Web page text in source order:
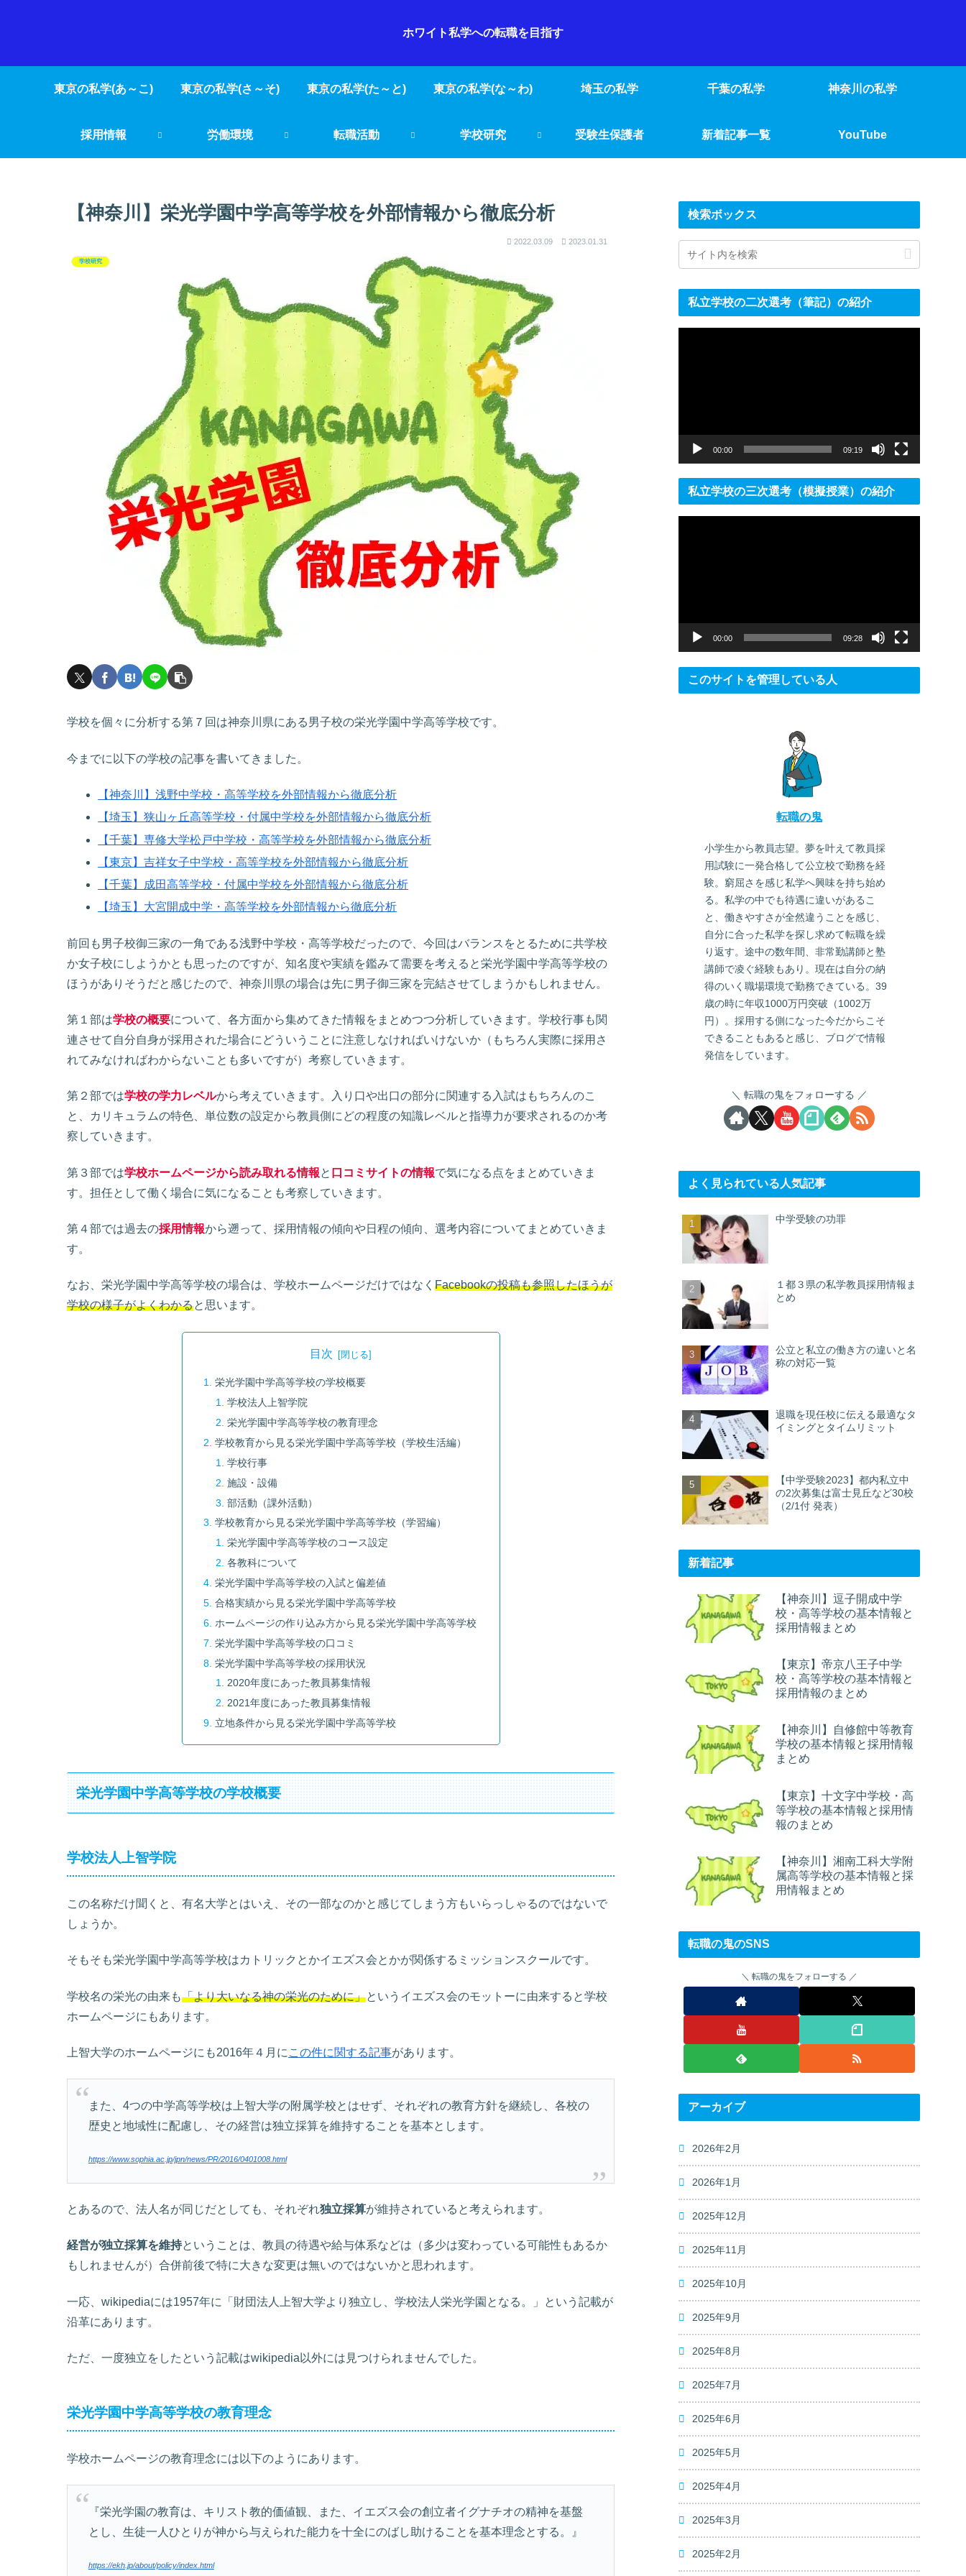
ホワイト私学への転職を目指す
東京の私学(あ～こ) 東京の私学(さ～そ) 東京の私学(た～と) 東京の私学(な～わ) 埼玉の私学 千葉の私学 神奈川の私学
採用情報 労働環境 転職活動 学校研究 受験生保護者 新着記事一覧 YouTube
【神奈川】栄光学園中学高等学校を外部情報から徹底分析
2022.03.09 2023.01.31
学校研究
学校を個々に分析する第７回は神奈川県にある男子校の栄光学園中学高等学校です。
今までに以下の学校の記事を書いてきました。
【神奈川】浅野中学校・高等学校を外部情報から徹底分析
【埼玉】狭山ヶ丘高等学校・付属中学校を外部情報から徹底分析
【千葉】専修大学松戸中学校・高等学校を外部情報から徹底分析
【東京】吉祥女子中学校・高等学校を外部情報から徹底分析
【千葉】成田高等学校・付属中学校を外部情報から徹底分析
【埼玉】大宮開成中学・高等学校を外部情報から徹底分析
前回も男子校御三家の一角である浅野中学校・高等学校だったので、今回はバランスをとるために共学校
か女子校にしようかとも思ったのですが、知名度や実績を鑑みて需要を考えると栄光学園中学高等学校の
ほうがありそうだと感じたので、神奈川県の場合は先に男子御三家を完結させてしまうかもしれません。
第１部は学校の概要について、各方面から集めてきた情報をまとめつつ分析していきます。学校行事も関
連させて自分自身が採用された場合にどういうことに注意しなければいけないか（もちろん実際に採用さ
れてみなければわからないことも多いですが）考察していきます。
第２部では学校の学力レベルから考えていきます。入り口や出口の部分に関連する入試はもちろんのこ
と、カリキュラムの特色、単位数の設定から教員側にどの程度の知識レベルと指導力が要求されるのか考
察していきます。
第３部では学校ホームページから読み取れる情報と 口コミサイトの情報で気になる点をまとめていきま
す。担任として働く場合に気になることも考察していきます。
第４部では過去の採用情報から遡って、採用情報の傾向や日程の傾向、選考内容についてまとめていきま
す。
なお、栄光学園中学高等学校の場合は、学校ホームページだけではなく Facebookの投稿も参照したほうが
学校の様子がよくわかると思います。
目次
栄光学園中学高等学校の学校概要
学校法人上智学院
栄光学園中学高等学校の教育理念
学校教育から見る栄光学園中学高等学校（学校生活編）
学校行事
施設・設備
部活動（課外活動）
学校教育から見る栄光学園中学高等学校（学習編）
栄光学園中学高等学校のコース設定
各教科について
栄光学園中学高等学校の入試と偏差値
合格実績から見る栄光学園中学高等学校
ホームページの作り込み方から見る栄光学園中学高等学校
栄光学園中学高等学校の口コミ
栄光学園中学高等学校の採用状況
2020年度にあった教員募集情報
2021年度にあった教員募集情報
立地条件から見る栄光学園中学高等学校
栄光学園中学高等学校の学校概要
学校法人上智学院
この名称だけ聞くと、有名大学とはいえ、その一部なのかと感じてしまう方もいらっしゃるのではないで
しょうか。
そもそも栄光学園中学高等学校はカトリックとかイエズス会とかが関係するミッションスクールです。
学校名の栄光の由来も「より大いなる神の栄光のために」というイエズス会のモットーに由来すると学校
ホームページにもあります。
上智大学のホームページにも2016年４月に この件に関する記事があります。
また、4つの中学高等学校は上智大学の附属学校とはせず、それぞれの教育方針を継続し、各校の
歴史と地域性に配慮し、その経営は独立採算を維持することを基本とします。
https://www.sophia.ac.jp/jpn/news/PR/2016/0401008.html
とあるので、法人名が同じだとしても、それぞれ独立採算が維持されていると考えられます。
経営が独立採算を維持ということは、教員の待遇や給与体系などは（多少は変わっている可能性もあるか
もしれませんが）合併前後で特に大きな変更は無いのではないかと思われます。
一応、wikipediaには1957年に「財団法人上智大学より独立し、学校法人栄光学園となる。」という記載が
沿革にあります。
ただ、一度独立をしたという記載はwikipedia以外には見つけられませんでした。
栄光学園中学高等学校の教育理念
学校ホームページの教育理念には以下のようにあります。
『栄光学園の教育は、キリスト教的価値観、また、イエズス会の創立者イグナチオの精神を基盤
とし、生徒一人ひとりが神から与えられた能力を十全にのばし助けることを基本理念とする。』
https://ekh.jp/about/policy/index.html
検索ボックス
私立学校の二次選考（筆記）の紹介
00:00 09:19
私立学校の三次選考（模擬授業）の紹介
00:00 09:28
このサイトを管理している人
転職の鬼
小学生から教員志望。夢を叶えて教員採
用試験に一発合格して公立校で勤務を経
験。窮屈さを感じ私学へ興味を持ち始め
る。私学の中でも待遇に違いがあるこ
と、働きやすさが全然違うことを感じ、
自分に合った私学を探し求めて転職を繰
り返す。途中の数年間、非常勤講師と塾
講師で凌ぐ経験もあり。現在は自分の納
得のいく職場環境で勤務できている。39
歳の時に年収1000万円突破（1002万
円）。採用する側になった今だからこそ
できることもあると感じ、ブログで情報
発信をしています。
転職の鬼をフォローする
よく見られている人気記事
中学受験の功罪
１都３県の私学教員採用情報ま
とめ
公立と私立の働き方の違いと名
称の対応一覧
退職を現任校に伝える最適なタ
イミングとタイムリミット
【中学受験2023】都内私立中
の2次募集は富士見丘など30校
（2/1付 発表）
新着記事
【神奈川】逗子開成中学
校・高等学校の基本情報と
採用情報まとめ
【東京】帝京八王子中学
校・高等学校の基本情報と
採用情報のまとめ
【神奈川】自修館中等教育
学校の基本情報と採用情報
まとめ
【東京】十文字中学校・高
等学校の基本情報と採用情
報のまとめ
【神奈川】湘南工科大学附
属高等学校の基本情報と採
用情報まとめ
転職の鬼のSNS
転職の鬼をフォローする
アーカイブ
2026年2月
2026年1月
2025年12月
2025年11月
2025年10月
2025年9月
2025年8月
2025年7月
2025年6月
2025年5月
2025年4月
2025年3月
2025年2月